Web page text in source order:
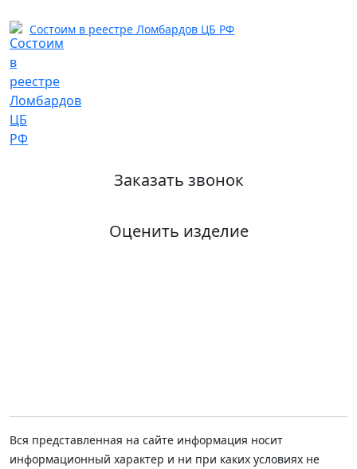
Состоим в реестре Ломбардов ЦБ РФ
Заказать звонок
Оценить изделие
Вся представленная на сайте информация носит
информационный характер и ни при каких условиях не